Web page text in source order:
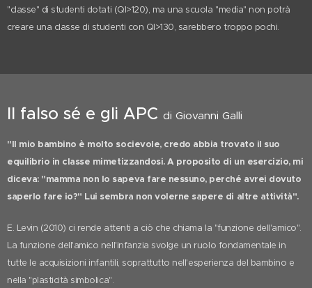
"classe" di studenti dotati (QI>120), ma una scuola "media" non potrà
creare una classe di studenti con QI>130, sarebbero troppo pochi.
Il falso sé e gli APC di Giovanni Galli
"Il mio bambino è molto socievole, credo abbia trovato il suo
equilibrio in classe mimetizzandosi. A proposito di un esercizio, mi
diceva: "mamma non lo sapeva fare nessuno, perché avrei dovuto
saperlo fare io?" Lui sembra non volerne sapere di altre attività".
E. Levin (2010) ci rende attenti a ciò che chiama la "funzione dell'amico".
La funzione dell'amico nell'infanzia svolge un ruolo fondamentale in
tutte le acquisizioni infantili, soprattutto nell'esperienza del bambino e
nella "plasticità simbolica".